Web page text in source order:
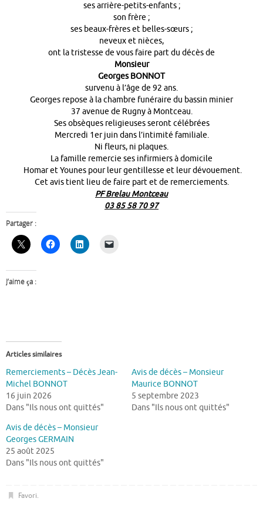
ses arrière-petits-enfants ;
son frère ;
ses beaux-frères et belles-sœurs ;
neveux et nièces,
ont la tristesse de vous faire part du décès de
Monsieur
Georges BONNOT
survenu à l’âge de 92 ans.
Georges repose à la chambre funéraire du bassin minier
37 avenue de Rugny à Montceau.
Ses obsèques religieuses seront célébrées
Mercredi 1er juin dans l’intimité familiale.
Ni fleurs, ni plaques.
La famille remercie ses infirmiers à domicile
Homar et Younes pour leur gentillesse et leur dévouement.
Cet avis tient lieu de faire part et de remerciements.
PF Brelau Montceau
03 85 58 70 97
Partager :
J’aime ça :
Articles similaires
Remerciements – Décès Jean-
Michel BONNOT
16 juin 2026
Dans "Ils nous ont quittés"
Avis de décès – Monsieur
Maurice BONNOT
5 septembre 2023
Dans "Ils nous ont quittés"
Avis de décès – Monsieur
Georges GERMAIN
25 août 2025
Dans "Ils nous ont quittés"
Favori.